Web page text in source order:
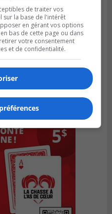
de traiter vos
sur la base de l'intérêt
en gérant vos options
bas de cette page ou dans
votre consentement
et de confidentialité.